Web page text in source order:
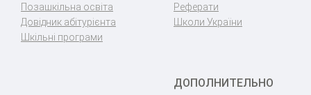
Позашкільна освіта
Довідник абітурієнта
Шкільні програми
Реферати
Школи України
ДОПОЛНИТЕЛЬНО